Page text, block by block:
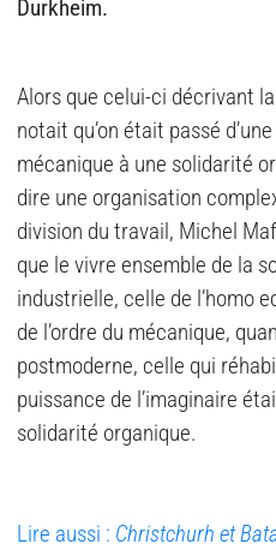
Durkheim.
Alors que celui-ci décrivant
notait qu’on était passé
mécanique à une solidarité
dire une organisation
division du travail, Michel
que le vivre ensemble de la
industrielle, celle de l’homo
de l’ordre du mécanique,
postmoderne, celle qui
puissance de l’imaginaire
solidarité organique.
Lire aussi : Christchurh et